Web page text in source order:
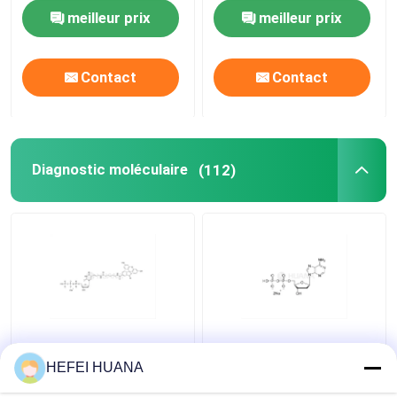
Système de livraison
Service personnalisé
meilleur prix
Contact
meilleur prix
Contact
Diagnostic moléculaire (112)
Fluorescéine-12-dUTP
Solution de sodium de
1 mM
HEFEI HUANA